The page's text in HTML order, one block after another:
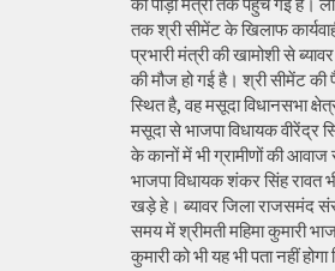
तक श्री सीमेंट के खिलाफ
प्रभारी मंत्री की खामोशी से
की मौज हो गई है। श्री सीमेंट
स्थित है, वह मसूदा विधानसभा
मसूदा से भाजपा विधायक वीरेंद्र
के कानों में भी ग्रामीणों की आवाज
भाजपा विधायक शंकर सिंह रावत
खड़े हे। ब्यावर जिला राजसमंद
समय में श्रीमती महिमा कुमारी
कुमारी को भी यह भी पता नहीं